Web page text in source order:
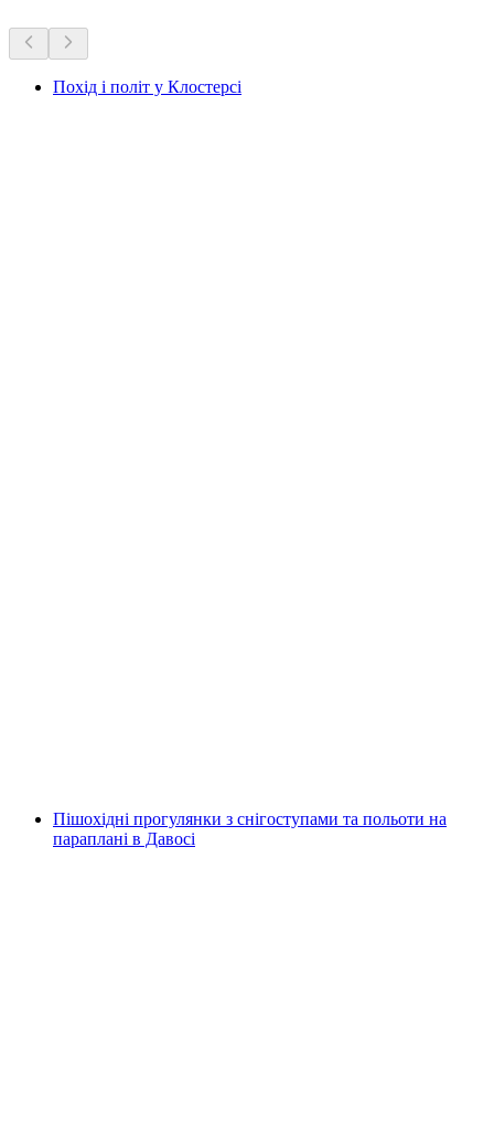
Похід і політ у Клостерсі
Пішохідні прогулянки з снігоступами та польоти на
параплані в Давосі